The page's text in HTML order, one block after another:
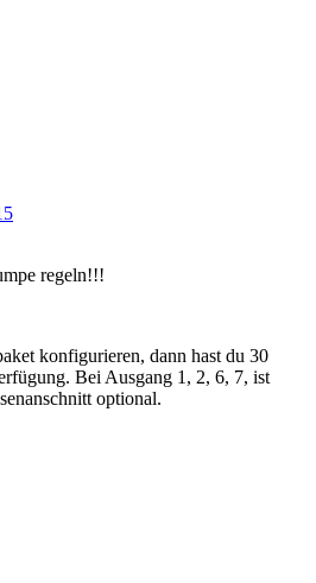
regeln!!!
konfigurieren, dann hast du 30
Bei Ausgang 1, 2, 6, 7, ist
optional.